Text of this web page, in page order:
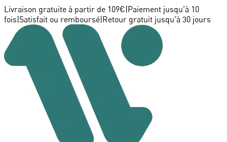
Livraison gratuite à partir de 109€ Paiement jusqu'à 10
fois Satisfait ou remboursé Retour gratuit jusqu'à 30 jours